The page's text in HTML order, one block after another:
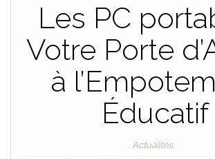
Les PC
Votre Porte
à
Éducatif
Actualités